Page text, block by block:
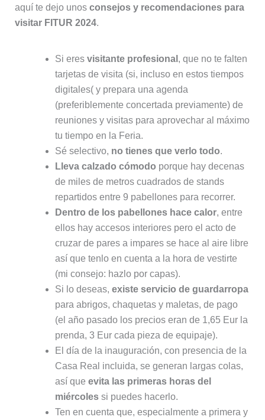
aquí te dejo unos consejos y recomendaciones para
visitar FITUR 2024.
Si eres visitante profesional , que no te falten
tarjetas de visita (si, incluso en estos tiempos
digitales( y prepara una agenda
(preferiblemente concertada previamente) de
reuniones y visitas para aprovechar al máximo
tu tiempo en la Feria.
Sé selectivo, no tienes que verlo todo.
Lleva calzado cómodo porque hay decenas
de miles de metros cuadrados de stands
repartidos entre 9 pabellones para recorrer.
Dentro de los pabellones hace calor, entre
ellos hay accesos interiores pero el acto de
cruzar de pares a impares se hace al aire libre
así que tenlo en cuenta a la hora de vestirte
(mi consejo: hazlo por capas).
Si lo deseas, existe servicio de guardarropa
para abrigos, chaquetas y maletas, de pago
(el año pasado los precios eran de 1,65 Eur la
prenda, 3 Eur cada pieza de equipaje).
El día de la inauguración, con presencia de la
Casa Real incluida, se generan largas colas,
así que evita las primeras horas del
miércolessi puedes hacerlo.
Ten en cuenta que, especialmente a primera y